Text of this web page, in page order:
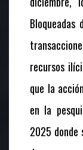
Bloqueadas
recursos
que la
en la
2025 donde